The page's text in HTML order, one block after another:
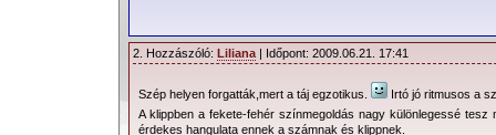
2. Hozzászóló: Liliana | Időpont: 2009.06.21. 17:41
Szép helyen forgatták,mert a táj egzotikus.
Irtó jó ritmusos a
A klippben a fekete-fehér színmegoldás nagy különlegessé tesz
érdekes hangulata ennek a számnak és klippnek.